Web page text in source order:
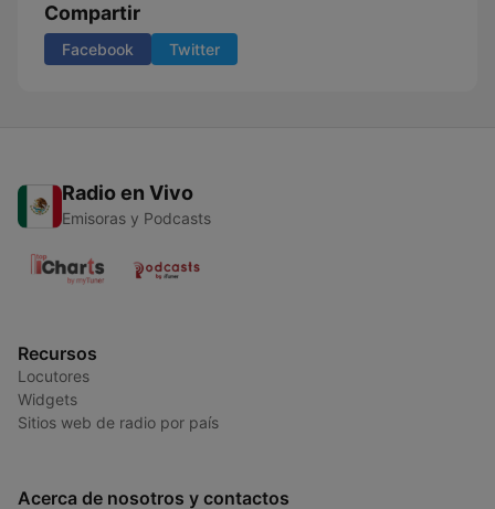
Compartir
Facebook Twitter
Radio en Vivo
Emisoras y Podcasts
Recursos
Locutores
Widgets
Sitios web de radio por país
Acerca de nosotros y contactos